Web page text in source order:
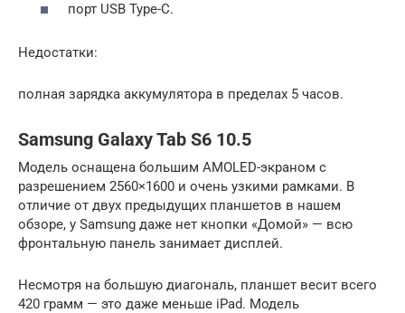
порт USB Type-C.
Недостатки:
полная зарядка аккумулятора в пределах 5 часов.
Samsung Galaxy Tab S6 10.5
Модель оснащена большим AMOLED-экраном с
разрешением 2560×1600 и очень узкими рамками. В
отличие от двух предыдущих планшетов в нашем
обзоре, у Samsung даже нет кнопки «Домой» — всю
фронтальную панель занимает дисплей.
Несмотря на большую диагональ, планшет весит всего
420 грамм — это даже меньше iPad. Модель